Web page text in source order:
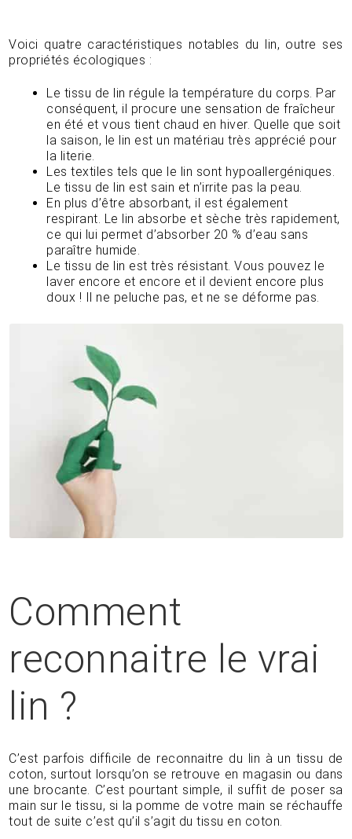
Voici quatre caractéristiques notables du lin, outre ses
propriétés écologiques :
Le tissu de lin régule la température du corps. Par
conséquent, il procure une sensation de fraîcheur
en été et vous tient chaud en hiver. Quelle que soit
la saison, le lin est un matériau très apprécié pour
la literie.
Les textiles tels que le lin sont hypoallergéniques.
Le tissu de lin est sain et n’irrite pas la peau.
En plus d’être absorbant, il est également
respirant. Le lin absorbe et sèche très rapidement,
ce qui lui permet d’absorber 20 % d’eau sans
paraître humide.
Le tissu de lin est très résistant. Vous pouvez le
laver encore et encore et il devient encore plus
doux ! Il ne peluche pas, et ne se déforme pas.
Comment
reconnaitre le vrai
lin ?
C’est parfois difficile de reconnaitre du lin à un tissu de
coton, surtout lorsqu’on se retrouve en magasin ou dans
une brocante. C’est pourtant simple, il suffit de poser sa
main sur le tissu, si la pomme de votre main se réchauffe
tout de suite c’est qu’il s’agit du tissu en coton.